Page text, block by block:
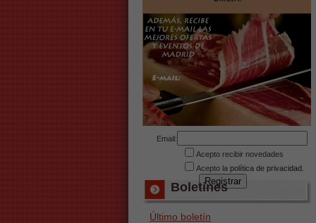
Email:
Acepto recibir novedades
Acepto la política de privacidad.
Boletines
Último boletín